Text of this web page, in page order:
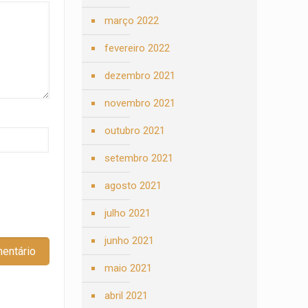
março 2022
fevereiro 2022
dezembro 2021
novembro 2021
outubro 2021
setembro 2021
agosto 2021
julho 2021
junho 2021
maio 2021
abril 2021